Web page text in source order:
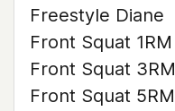
Freestyle Diane
Front Squat 1RM
Front Squat 3RM
Front Squat 5RM